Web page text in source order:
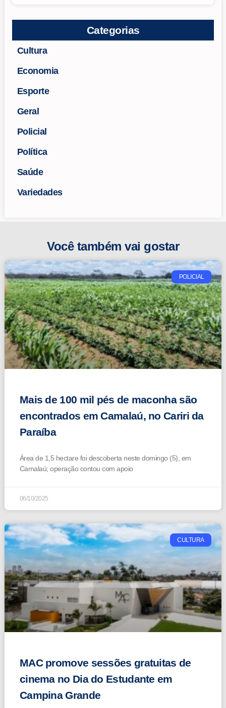
Categorias
Cultura
Economia
Esporte
Geral
Policial
Política
Saúde
Variedades
Você também vai gostar
POLICIAL
Mais de 100 mil pés de maconha são
encontrados em Camalaú, no Cariri da
Paraíba
Área de 1,5 hectare foi descoberta neste domingo (5), em
Camalaú; operação contou com apoio
06/10/2025
CULTURA
MAC promove sessões gratuitas de
cinema no Dia do Estudante em
Campina Grande